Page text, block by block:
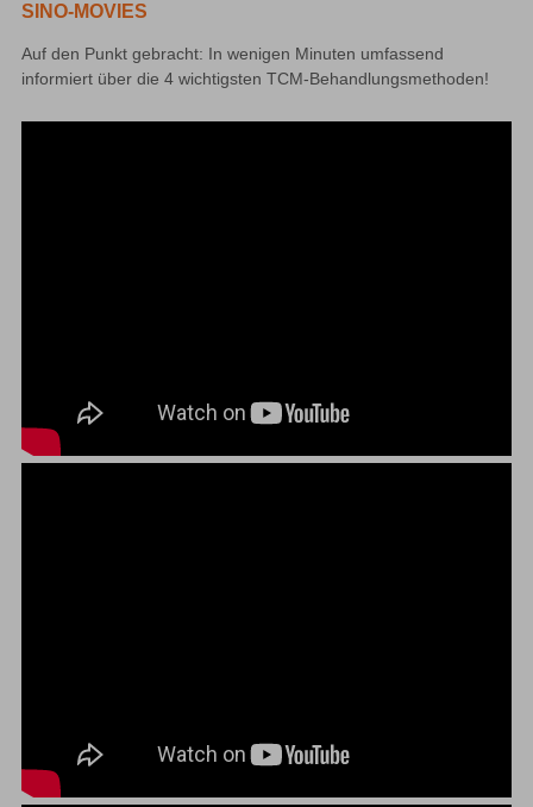
SINO-MOVIES
Auf den Punkt gebracht: In wenigen Minuten umfassend
informiert über die 4 wichtigsten TCM-Behandlungsmethoden!